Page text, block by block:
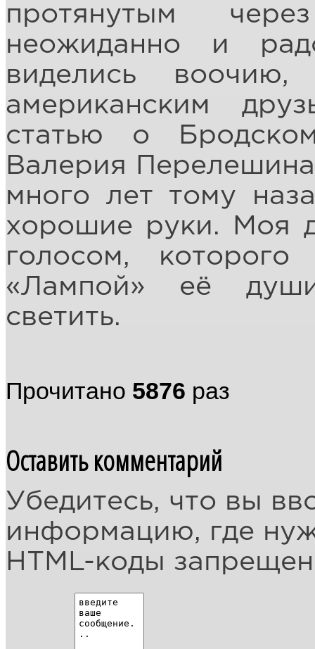
протянутым
неожиданно и
виделись
американским
статью о
Валерия
много лет тому
хорошие руки. Моя
голосом,
«Лампой» её
светить.
Прочитано 5876 раз
Оставить комментарий
Убедитесь, что вы
информацию, где
HTML-коды